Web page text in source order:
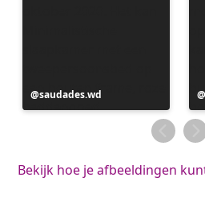
Bericht
gepubliceerd
saudades.wd
Bekijk hoe je afbeeldingen